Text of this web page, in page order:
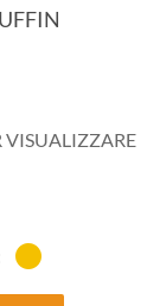
VISUALIZZARE